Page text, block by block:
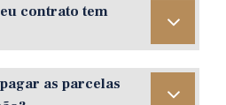
contrato tem
as parcelas